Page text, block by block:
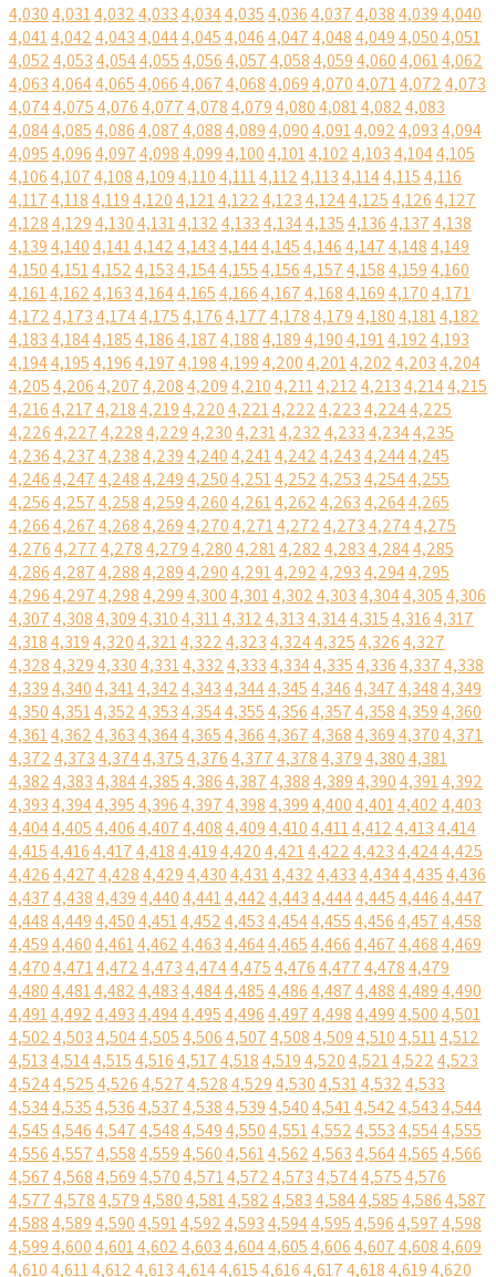
4,0304,0314,0324,0334,0344,0354,0364,0374,0384,0394,040
4,0414,0424,0434,0444,0454,0464,0474,0484,0494,0504,051
4,0524,0534,0544,0554,0564,0574,0584,0594,0604,0614,062
4,0634,0644,0654,0664,0674,0684,0694,0704,0714,0724,073
4,0744,0754,0764,0774,0784,0794,0804,0814,0824,083
4,0844,0854,0864,0874,0884,0894,0904,0914,0924,0934,094
4,0954,0964,0974,0984,0994,1004,1014,1024,1034,1044,105
4,1064,1074,1084,1094,1104,1114,1124,1134,1144,1154,116
4,1174,1184,1194,1204,1214,1224,1234,1244,1254,1264,127
4,1284,1294,1304,1314,1324,1334,1344,1354,1364,1374,138
4,1394,1404,1414,1424,1434,1444,1454,1464,1474,1484,149
4,1504,1514,1524,1534,1544,1554,1564,1574,1584,1594,160
4,1614,1624,1634,1644,1654,1664,1674,1684,1694,1704,171
4,1724,1734,1744,1754,1764,1774,1784,1794,1804,1814,182
4,1834,1844,1854,1864,1874,1884,1894,1904,1914,1924,193
4,1944,1954,1964,1974,1984,1994,2004,2014,2024,2034,204
4,2054,2064,2074,2084,2094,2104,2114,2124,2134,2144,215
4,2164,2174,2184,2194,2204,2214,2224,2234,2244,225
4,2264,2274,2284,2294,2304,2314,2324,2334,2344,235
4,2364,2374,2384,2394,2404,2414,2424,2434,2444,245
4,2464,2474,2484,2494,2504,2514,2524,2534,2544,255
4,2564,2574,2584,2594,2604,2614,2624,2634,2644,265
4,2664,2674,2684,2694,2704,2714,2724,2734,2744,275
4,2764,2774,2784,2794,2804,2814,2824,2834,2844,285
4,2864,2874,2884,2894,2904,2914,2924,2934,2944,295
4,2964,2974,2984,2994,3004,3014,3024,3034,3044,3054,306
4,3074,3084,3094,3104,3114,3124,3134,3144,3154,3164,317
4,3184,3194,3204,3214,3224,3234,3244,3254,3264,327
4,3284,3294,3304,3314,3324,3334,3344,3354,3364,3374,338
4,3394,3404,3414,3424,3434,3444,3454,3464,3474,3484,349
4,3504,3514,3524,3534,3544,3554,3564,3574,3584,3594,360
4,3614,3624,3634,3644,3654,3664,3674,3684,3694,3704,371
4,3724,3734,3744,3754,3764,3774,3784,3794,3804,381
4,3824,3834,3844,3854,3864,3874,3884,3894,3904,3914,392
4,3934,3944,3954,3964,3974,3984,3994,4004,4014,4024,403
4,4044,4054,4064,4074,4084,4094,4104,4114,4124,4134,414
4,4154,4164,4174,4184,4194,4204,4214,4224,4234,4244,425
4,4264,4274,4284,4294,4304,4314,4324,4334,4344,4354,436
4,4374,4384,4394,4404,4414,4424,4434,4444,4454,4464,447
4,4484,4494,4504,4514,4524,4534,4544,4554,4564,4574,458
4,4594,4604,4614,4624,4634,4644,4654,4664,4674,4684,469
4,4704,4714,4724,4734,4744,4754,4764,4774,4784,479
4,4804,4814,4824,4834,4844,4854,4864,4874,4884,4894,490
4,4914,4924,4934,4944,4954,4964,4974,4984,4994,5004,501
4,5024,5034,5044,5054,5064,5074,5084,5094,5104,5114,512
4,5134,5144,5154,5164,5174,5184,5194,5204,5214,5224,523
4,5244,5254,5264,5274,5284,5294,5304,5314,5324,533
4,5344,5354,5364,5374,5384,5394,5404,5414,5424,5434,544
4,5454,5464,5474,5484,5494,5504,5514,5524,5534,5544,555
4,5564,5574,5584,5594,5604,5614,5624,5634,5644,5654,566
4,5674,5684,5694,5704,5714,5724,5734,5744,5754,576
4,5774,5784,5794,5804,5814,5824,5834,5844,5854,5864,587
4,5884,5894,5904,5914,5924,5934,5944,5954,5964,5974,598
4,5994,6004,6014,6024,6034,6044,6054,6064,6074,6084,609
4,6104,6114,6124,6134,6144,6154,6164,6174,6184,6194,620